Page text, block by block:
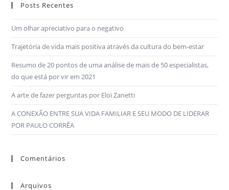
Posts Recentes
Um olhar apreciativo para o negativo
Trajetória de vida mais positiva através da cultura do bem-estar
Resumo de 20 pontos de uma análise de mais de 50 especialistas,
do que está por vir em 2021
A arte de fazer perguntas por Eloi Zanetti
A CONEXÃO ENTRE SUA VIDA FAMILIAR E SEU MODO DE LIDERAR
POR PAULO CORRÊA
Comentários
Arquivos